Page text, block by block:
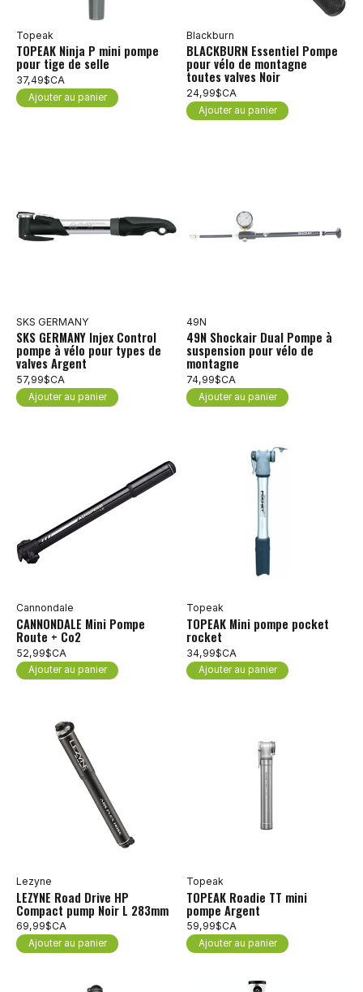
Topeak
TOPEAK Ninja P mini pompe
pour tige de selle
37,49$CA
Ajouter au panier
Blackburn
BLACKBURN Essentiel Pompe
pour vélo de montagne
toutes valves Noir
24,99$CA
Ajouter au panier
SKS GERMANY
SKS GERMANY Injex Control
pompe à vélo pour types de
valves Argent
57,99$CA
Ajouter au panier
49N
49N Shockair Dual Pompe à
suspension pour vélo de
montagne
74,99$CA
Ajouter au panier
Cannondale
CANNONDALE Mini Pompe
Route + Co2
52,99$CA
Ajouter au panier
Topeak
TOPEAK Mini pompe pocket
rocket
34,99$CA
Ajouter au panier
Lezyne
LEZYNE Road Drive HP
Compact pump Noir L 283mm
69,99$CA
Ajouter au panier
Topeak
TOPEAK Roadie TT mini
pompe Argent
59,99$CA
Ajouter au panier